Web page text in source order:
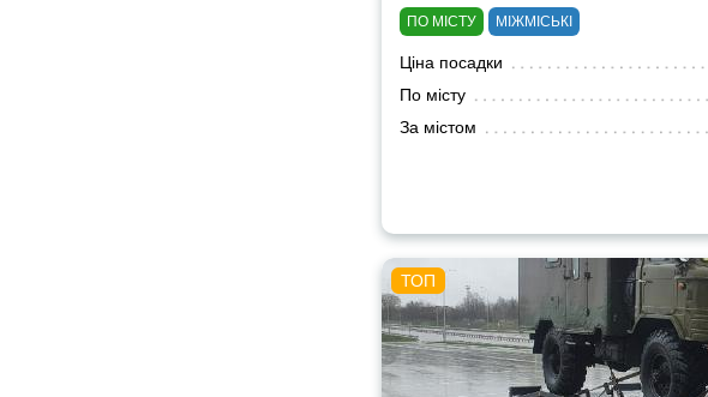
ПО МІСТУ МІЖМІСЬКІ
Ціна посадки
По місту
За містом